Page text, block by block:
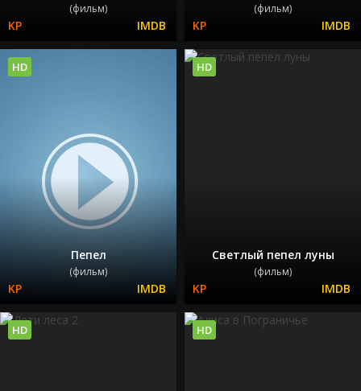
(фильм) (фильм)
Пепел
(фильм)
HD
Светлый пепел луны
(фильм)
HD
HD HD